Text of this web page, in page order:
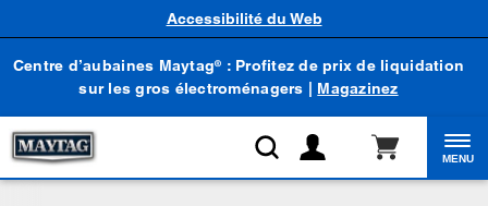
Centre d’aubaines Maytag® : Profitez de prix de liquidation
sur les gros électroménagers | Magazinez
Accessibilité du Web
MENU